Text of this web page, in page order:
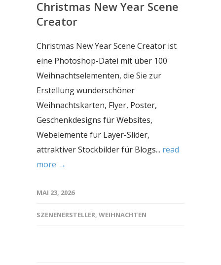
Christmas New Year Scene
Creator
Christmas New Year Scene Creator ist
eine Photoshop-Datei mit über 100
Weihnachtselementen, die Sie zur
Erstellung wunderschöner
Weihnachtskarten, Flyer, Poster,
Geschenkdesigns für Websites,
Webelemente für Layer-Slider,
attraktiver Stockbilder für Blogs... read
more →
MAI 23, 2026
SZENENERSTELLER WEIHNACHTEN